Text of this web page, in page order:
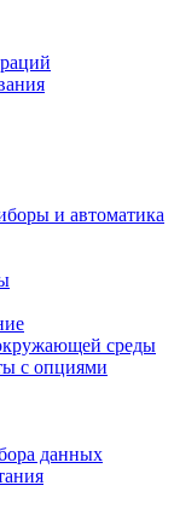
и автоматика
среды
с опциями
данных